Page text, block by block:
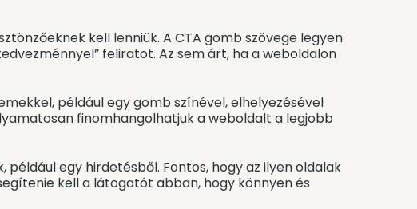
kell lenniük. A CTA gomb szövege legyen
feliratot. Az sem árt, ha a weboldalon
például egy gomb színével, elhelyezésével
finomhangolhatjuk a weboldalt a legjobb
egy hirdetésből. Fontos, hogy az ilyen oldalak
kell a látogatót abban, hogy könnyen és